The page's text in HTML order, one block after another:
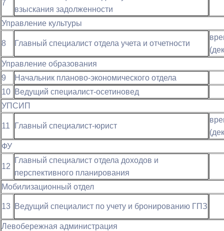
7
взыскания задолженности
Управление культуры
8 Главный специалист отдела учета и отчетности
Управление образования
9
Начальник планово-экономического отдела
10 Ведущий специалист-осетиновед
УПСИП
11 Главный специалист-юрист
ФУ
12
Главный специалист отдела доходов и
перспективного планирования
Мобилизационный отдел
13 Ведущий специалист по учету и бронированию ГПЗ
Левобережная администрация